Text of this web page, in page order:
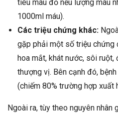
tiêu máu đỏ nếu lượng máu
1000ml máu).
Các triệu chứng khác:
gặp phải một số triệu chứng
hoa mắt, khát nước, sôi ruột,
thượng vị. Bên cạnh đó,
(chiếm 80% trường hợp xuất
Ngoài ra, tùy theo nguyên nhân